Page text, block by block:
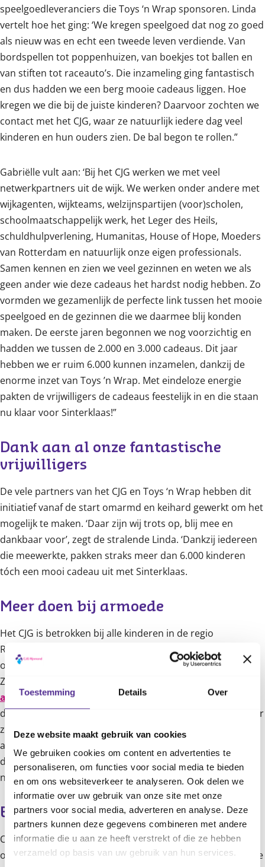
Toestemming Details Over
Deze website maakt gebruik van cookies
We gebruiken cookies om content en advertenties te
personaliseren, om functies voor social media te bieden
en om ons websiteverkeer te analyseren. Ook delen we
informatie over uw gebruik van onze site met onze
partners voor social media, adverteren en analyse. Deze
partners kunnen deze gegevens combineren met andere
informatie die u aan ze heeft verstrekt of die ze hebben
verzameld op basis van uw gebruik van hun services.
speelgoedleveranciers die Toys ‘n Wrap sponsoren. Linda
vertelt hoe het ging: ‘We kregen speelgoed dat nog zo goed
als nieuw was en echt een tweede leven verdiende. Van
bordspellen tot poppenhuizen, van boekjes tot ballen en
van stiften tot raceauto’s. Die inzameling ging fantastisch
en dus hadden we een berg mooie cadeaus liggen. Hoe
kregen we die bij de juiste kinderen? Daarvoor zochten we
contact met het CJG, waar ze natuurlijk iedere dag veel
kinderen en hun ouders zien. De bal begon te rollen.”
Gabriëlle vult aan: ‘Bij het CJG werken we met veel
netwerkpartners uit de wijk. We werken onder andere met
wijkagenten, wijkteams, welzijnspartijen (voor)scholen,
schoolmaatschappelijk werk, het Leger des Heils,
schuldhulpverlening, Humanitas, House of Hope, Moeders
van Rotterdam en natuurlijk onze eigen professionals.
Samen kennen en zien we veel gezinnen en weten we als
geen ander wie deze cadeaus het hardst nodig hebben. Zo
vormden we gezamenlijk de perfecte link tussen het mooie
speelgoed en de gezinnen die we daarmee blij konden
maken. De eerste jaren begonnen we nog voorzichtig en
hadden we tussen de 2.000 en 3.000 cadeaus. Dit jaar
hebben we er ruim 6.000 kunnen inzamelen, dankzij de
enorme inzet van Toys ’n Wrap. Met eindeloze energie
pakten de vrijwilligers de cadeaus feestelijk in en die staan
nu klaar voor Sinterklaas!”
Dank aan al onze fantastische
vrijwilligers
De vele partners van het CJG en Toys ‘n Wrap hebben dit
initiatief vanaf de start omarmd en keihard gewerkt om het
mogelijk te maken. ‘Daar zijn wij trots op, blij mee en
dankbaar voor’, zegt de stralende Linda. ‘Dankzij iedereen
die meewerkte, pakken straks meer dan 6.000 kinderen
tóch een mooi cadeau uit met Sinterklaas.
Meer doen bij armoede
Het CJG is betrokken bij alle kinderen in de regio
Rotterdam-Rijnmond. We kijken naar hun gezondheid en
ontwikkeling en alle factoren die daarop van invloed zijn.
Zoals hun sociale of financiële situatie. Want
armoedeis niet niks en kan een grote invloed hebben op
de ontwikkeling. Daarom zijn wij voor ouders een plek waar
ze hun zorgen kunnen bespreken. ‘We kunnen helaas niet
alles oplossen’, zegt Gabriëlle. ‘Wel kunnen we altijd
doorverwijzen, want we hebben echt een heel groot
netwerk.”
Een kast vol kleding
Om ook echt te kunnen helpen bij geldzorgen, hebben we
op CJG-locaties ruilkasten staan. Ouders kunnen daar oude